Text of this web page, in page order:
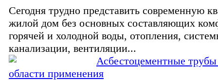
Сегодня трудно представить современную
жилой дом без основных составляющих
горячей и холодной воды, отопления,
канализации, вентиляции...
Асбестоцементные
области применения